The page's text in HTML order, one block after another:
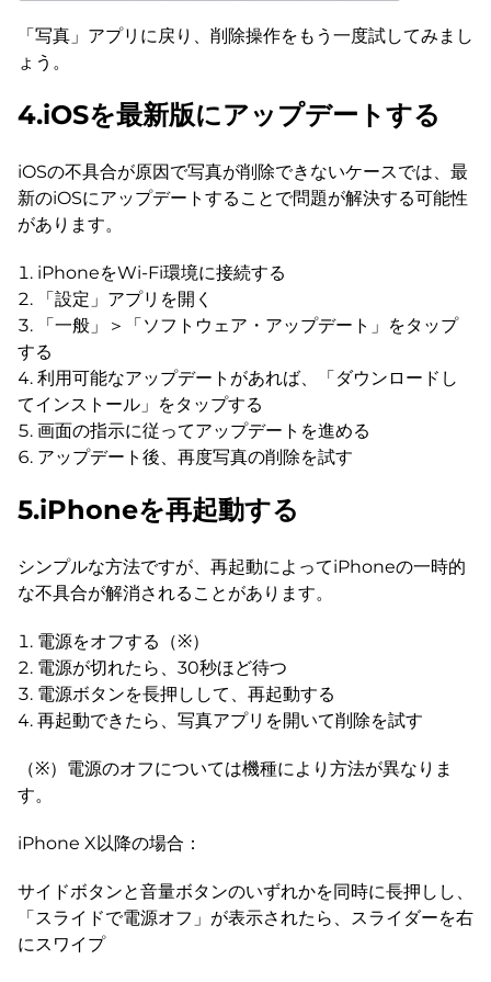
「写真」アプリに戻り、削除操作をもう一度試してみまし
ょう。
4.iOSを最新版にアップデートする
iOSの不具合が原因で写真が削除できないケースでは、最
新のiOSにアップデートすることで問題が解決する可能性
があります。
iPhoneをWi-Fi環境に接続する
「設定」アプリを開く
「一般」＞「ソフトウェア・アップデート」をタップ
する
利用可能なアップデートがあれば、「ダウンロードし
てインストール」をタップする
画面の指示に従ってアップデートを進める
アップデート後、再度写真の削除を試す
5.iPhoneを再起動する
シンプルな方法ですが、再起動によってiPhoneの一時的
な不具合が解消されることがあります。
電源をオフする（※）
電源が切れたら、30秒ほど待つ
電源ボタンを長押しして、再起動する
再起動できたら、写真アプリを開いて削除を試す
（※）電源のオフについては機種により方法が異なりま
す。
iPhone X以降の場合：
サイドボタンと音量ボタンのいずれかを同時に長押しし、
「スライドで電源オフ」が表示されたら、スライダーを右
にスワイプ